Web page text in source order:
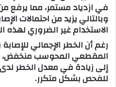
في ازدياد مستمر، مما يرفع
وبالتالي يزيد من احتمالات
الاستخدام غير الضروري لهذه
رغم أن الخطر الإجمالي
المقطعي المحوسب منخفض،
إلى زيادة في معدل الخطر
للفحص بشكل متكرر.